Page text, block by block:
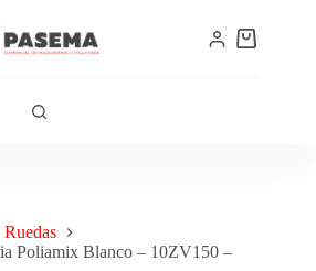
Ruedas
Poliamix Blanco – 10ZV150 –